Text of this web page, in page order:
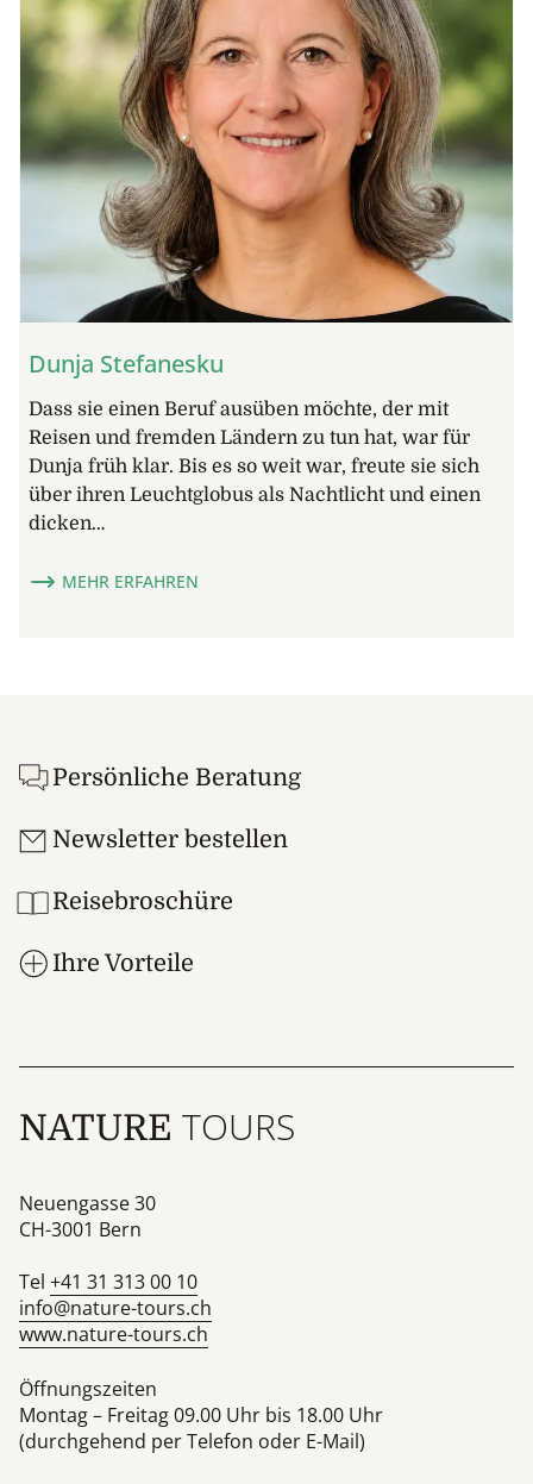
Dunja Stefanesku
Dass sie einen Beruf ausüben möchte, der mit
Reisen und fremden Ländern zu tun hat, war für
Dunja früh klar. Bis es so weit war, freute sie sich
über ihren Leuchtglobus als Nachtlicht und einen
dicken…
MEHR ERFAHREN
Persönliche Beratung
Newsletter bestellen
Reisebroschüre
Ihre Vorteile
NATURE TOURS
Neuengasse 30
CH-3001 Bern
Tel +41 31 313 00 10
info@nature-tours.ch
www.nature-tours.ch
Öffnungszeiten
Montag – Freitag 09.00 Uhr bis 18.00 Uhr
(durchgehend per Telefon oder E-Mail)